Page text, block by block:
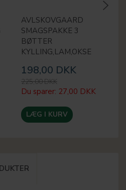
AVLSKOVGAARD
SMAGSPAKKE 3
BØTTER
KYLLING,LAM,OKSE
198,00 DKK
225,00 DKK
Du sparer: 27,00 DKK
LÆG I KURV